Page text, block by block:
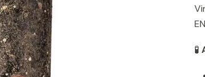
🧪